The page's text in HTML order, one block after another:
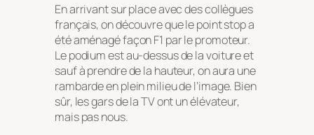
En arrivant sur place avec des collègues
français, on découvre que le point stop a
été aménagé façon F1 par le promoteur.
Le podium est au-dessus de la voiture et
sauf à prendre de la hauteur, on aura une
rambarde en plein milieu de l’image. Bien
sûr, les gars de la TV ont un élévateur,
mais pas nous.